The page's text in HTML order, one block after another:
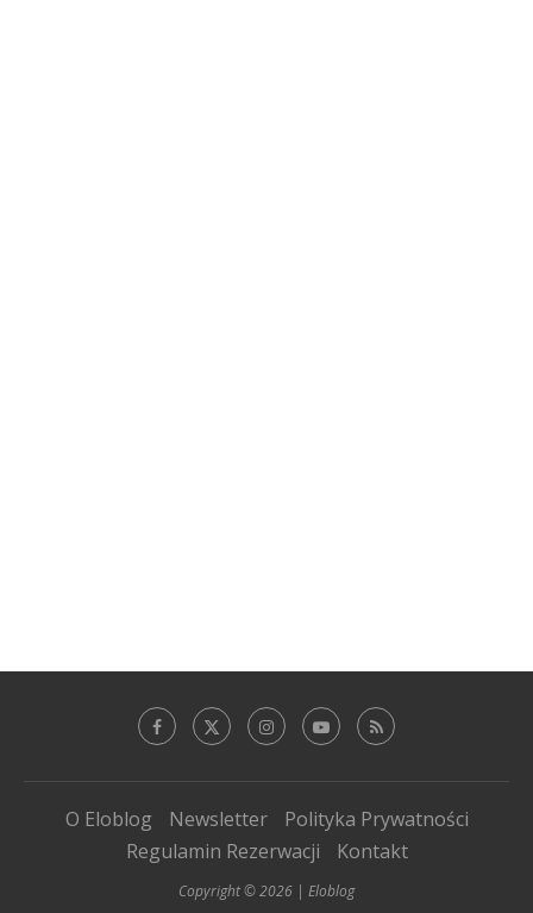
O Eloblog Newsletter
Polityka Prywatności
Regulamin Rezerwacji
Kontakt
Copyright © 2026 | Eloblog